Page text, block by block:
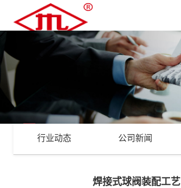
行业动态 公司新闻
焊接式球阀装配工艺